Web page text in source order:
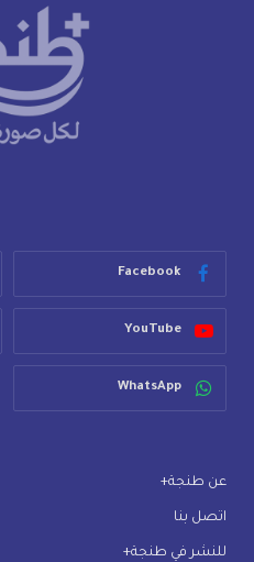
Facebook
YouTube
WhatsApp
عن طنجة+
اتصل بنا
للنشر في طنجة+